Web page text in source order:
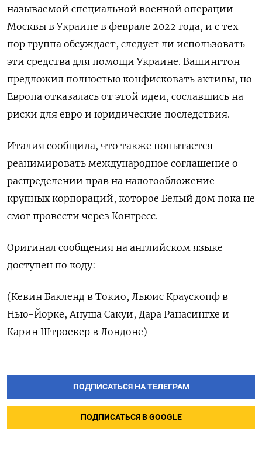
называемой специальной военной операции
Москвы в Украине в феврале 2022 года, и с тех
пор группа обсуждает, следует ли использовать
эти средства для помощи Украине. Вашингтон
предложил полностью конфисковать активы, но
Европа отказалась от этой идеи, сославшись на
риски для евро и юридические последствия.
Италия сообщила, что также попытается
реанимировать международное соглашение о
распределении прав на налогообложение
крупных корпораций, которое Белый дом пока не
смог провести через Конгресс.
Оригинал сообщения на английском языке
доступен по коду:
(Кевин Бакленд в Токио, Льюис Краускопф в
Нью-Йорке, Ануша Сакуи, Дара Ранасингхе и
Карин Штроекер в Лондоне)
ПОДПИСАТЬСЯ НА ТЕЛЕГРАМ
ПОДПИСАТЬСЯ В GOOGLE